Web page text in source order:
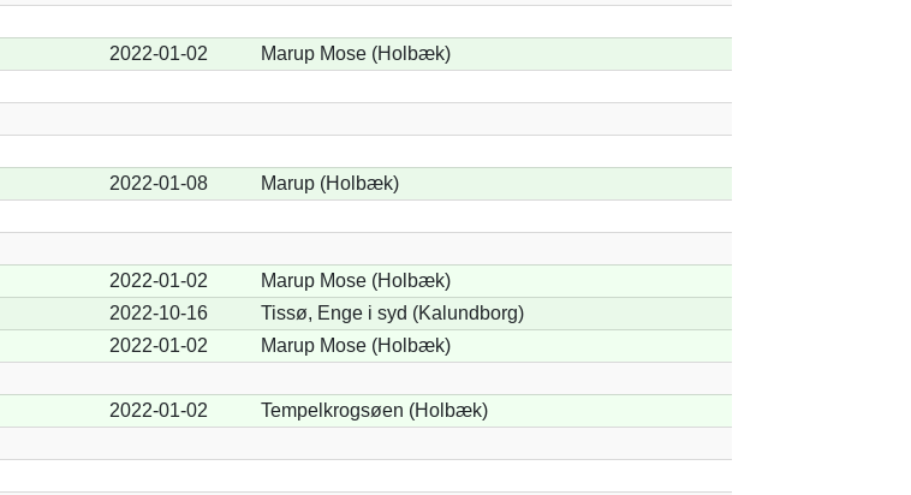
2022-01-02
Marup Mose (Holbæk)
2022-01-08
Marup (Holbæk)
2022-01-02
Marup Mose (Holbæk)
2022-10-16
Tissø, Enge i syd (Kalundborg)
2022-01-02
Marup Mose (Holbæk)
2022-01-02
Tempelkrogsøen (Holbæk)